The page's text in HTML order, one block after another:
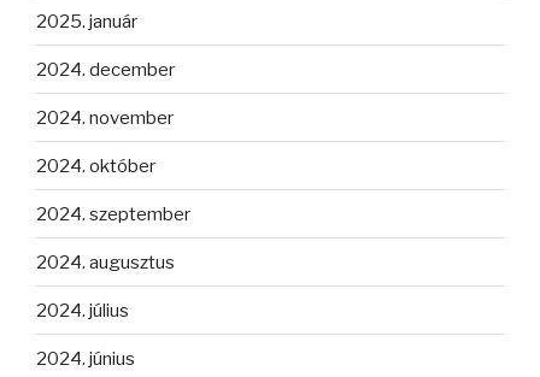
2025. január
2024. december
2024. november
2024. október
2024. szeptember
2024. augusztus
2024. július
2024. június